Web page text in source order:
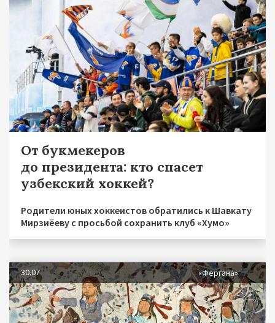
От букмекеров
до президента: кто спасет
узбекский хоккей?
Родители юных хоккеистов обратились к Шавкату
Мирзиёеву с просьбой сохранить клуб «Хумо»
30.07 «Фергана»